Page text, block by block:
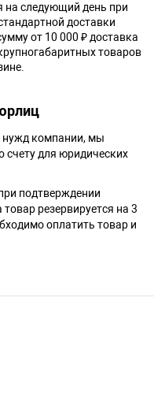
на следующий день при
доставки
от 10 000 ₽ доставка
товаров
нужд компании, мы
для юридических
подтверждении
резервируется на 3
оплатить товар и